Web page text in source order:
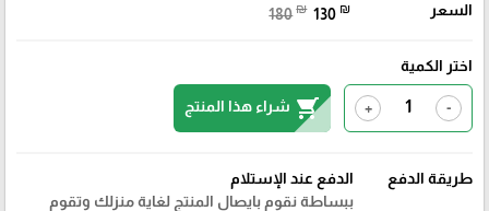
السعر 180 ₪ 130 ₪
اختر الكمية
-
+
shopping_cart شراء هذا المنتج
طريقة الدفع
الدفع عند الإستلام
ببساطة نقوم بايصال المنتج لغاية منزلك وتقوم